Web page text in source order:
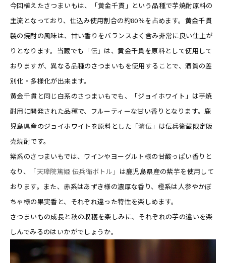
今回植えたさつまいもは、「黄金千貫」という品種で芋焼酎原料の
主流となっており、仕込み使用割合の約80％を占めます。黄金千貫
製の焼酎の風味は、甘い香りをバランスよく含み非常に良い仕上が
りとなります。当蔵でも 「伝」 は、黄金千貫を原料として使用して
おりますが、異なる品種のさつまいもを使用することで、酒質の差
別化・多様化が出来ます。
黄金千貫と同じ白系のさつまいもでも、「ジョイホワイト」は芋焼
酎用に開発された品種で、フルーティーな甘い香りとなります。鹿
児島県産のジョイホワイトを原料とした 「濵伝」 は伝兵衛蔵限定販
売焼酎です。
紫系のさつまいもでは、ワインやヨーグルト様の甘酸っぱい香りと
なり、
「天璋院篤姫 伝兵衛ボトル」 は鹿児島県産の紫芋を使用して
おります。また、赤系はあずき様の濃厚な香り、橙系は人参やかぼ
ちゃ様の果実香と、それぞれ違った特性を楽しめます。
さつまいもの成長と秋の収穫を楽しみに、それぞれの芋の違いを楽
しんでみるのはいかがでしょうか。